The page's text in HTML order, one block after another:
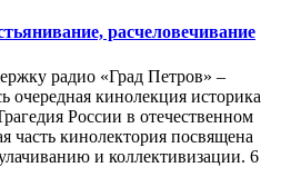
расчеловечивание
радио «Град Петров» –
очередная кинолекция историка
России в отечественном
часть кинолектория посвящена
и коллективизации. 6